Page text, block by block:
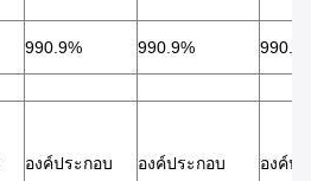
990.9% 990.9%
องค์ประกอบ องค์ประกอบ องค์ป